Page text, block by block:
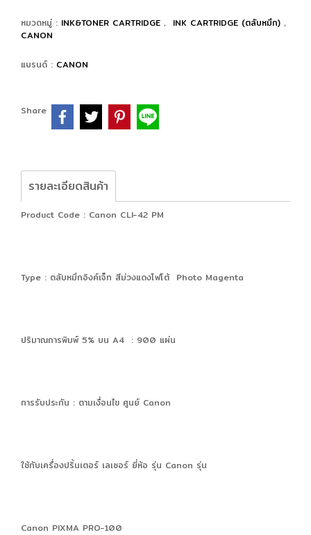
หมวดหมู่ : INK&TONER CARTRIDGE , INK CARTRIDGE (ตลับหมึก) ,
CANON
แบรนด์ : CANON
Share
รายละเอียดสินค้า
Product Code : Canon CLI-42 PM
Type : ตลับหมึกอิงค์เจ็ท สีม่วงแดงโฟโต้ Photo Magenta
ปริมาณการพิมพ์ 5% บน A4 : 900 แผ่น
การรับประกัน : ตามเงื่อนไข ศูนย์ Canon
ใช้กับเครื่องปริ้นเตอร์ เลเซอร์ ยี่ห้อ รุ่น Canon รุ่น
Canon PIXMA PRO-100